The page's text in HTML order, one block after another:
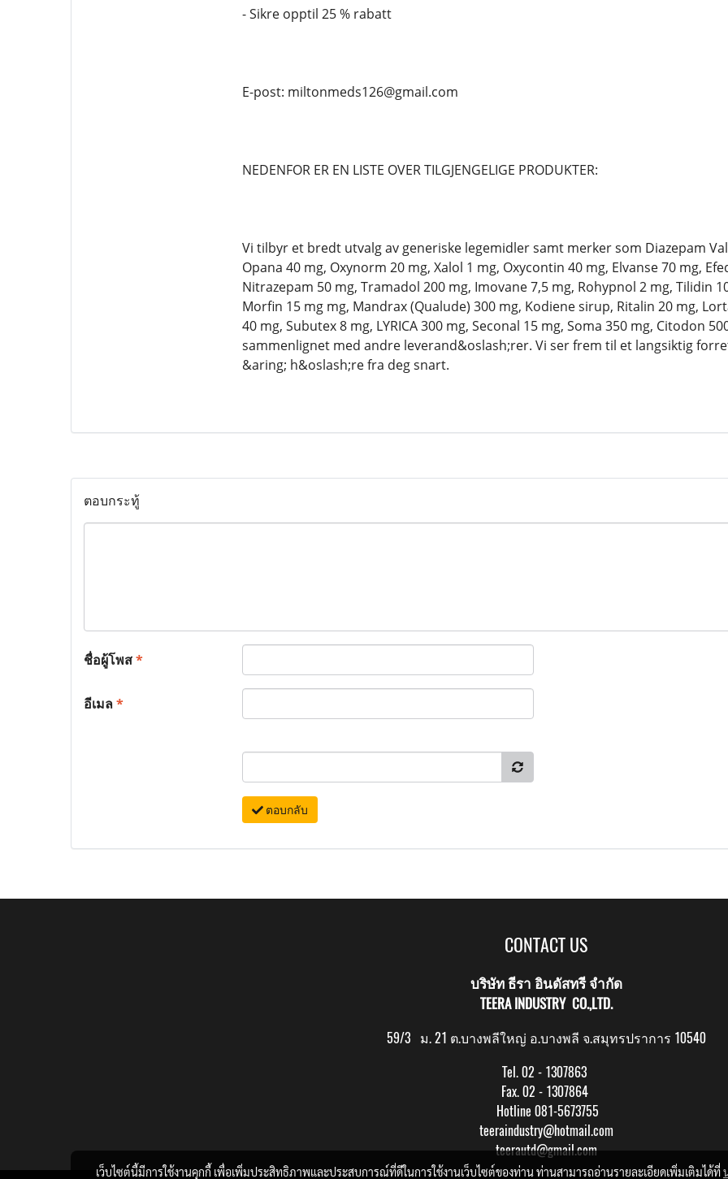
- Sikre opptil 25 % rabatt
E-post: miltonmeds126@gmail.com
NEDENFOR ER EN LISTE OVER TILGJENGELIGE PRODUKTER:
Vi tilbyr et bredt utvalg av generiske legemidler samt merker som Diazepam
Opana 40 mg, Oxynorm 20 mg, Xalol 1 mg, Oxycontin 40 mg, Elvanse 70 mg,
Nitrazepam 50 mg, Tramadol 200 mg, Imovane 7,5 mg, Rohypnol 2 mg, Tilidin
Morfin 15 mg mg, Mandrax (Qualude) 300 mg, Kodiene sirup, Ritalin 20 mg,
40 mg, Subutex 8 mg, LYRICA 300 mg, Seconal 15 mg, Soma 350 mg, Citodon
sammenlignet med andre leverand&oslash;rer. Vi ser frem til et langsiktig
&aring; h&oslash;re fra deg snart.
ตอบกระทู้
ชื่อผู้โพส*
อีเมล*
ตอบกลับ
CONTACT US
บริษัท ธีรา อินดัสทรี จำกัด
TEERA INDUSTRY CO.,LTD.
59/3 ม. 21 ต.บางพลีใหญ่ อ.บางพลี จ.สมุทรปราการ 10540
Tel. 02 - 1307863
Fax. 02 - 1307864
Hotline 081-5673755
teeraindustry@hotmail.com
teerautd@gmail.com
เว็บไซต์นี้มีการใช้งานคุกกี้ เพื่อเพิ่มประสิทธิภาพและประสบการณ์ที่ดีในการใช้งานเว็บไซต์ของท่าน ท่านสามารถอ่านรายละเอียดเพิ่มเติมได้ที่